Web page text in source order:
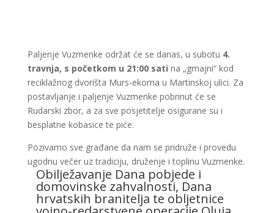
Paljenje Vuzmenke održat će se danas, u subotu 4.
travnja, s početkom u 21:00 sati na „gmajni“ kod
reciklažnog dvorišta Murs-ekoma u Martinskoj ulici. Za
postavljanje i paljenje Vuzmenke pobrinut će se
Rudarski zbor, a za sve posjetitelje osigurane su i
besplatne kobasice te piće.
Pozivamo sve građane da nam se pridruže i provedu
ugodnu večer uz tradiciju, druženje i toplinu Vuzmenke.
Obilježavanje Dana pobjede i
domovinske zahvalnosti, Dana
hrvatskih branitelja te obljetnice